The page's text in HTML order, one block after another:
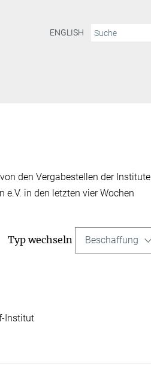
ENGLISH
den Vergabestellen der Institute
in den letzten vier Wochen
Typ wechseln Beschaffung
Institut